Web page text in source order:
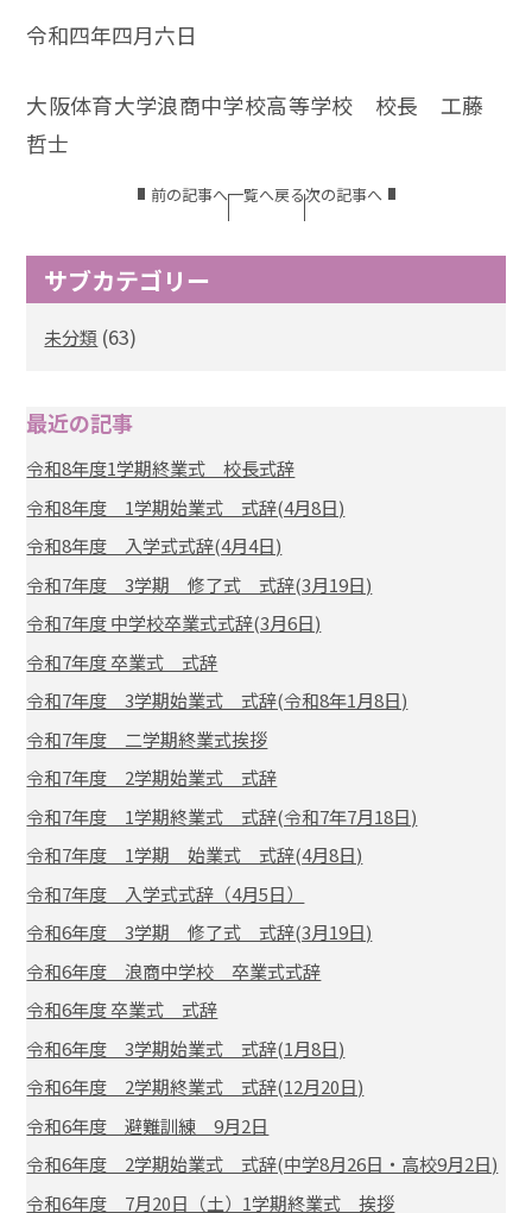
令和四年四月六日
大阪体育大学浪商中学校高等学校 校長 工藤
哲士
前の記事へ一覧へ戻る次の記事へ
サブカテゴリー
未分類 (63)
最近の記事
令和8年度1学期終業式 校長式辞
令和8年度 1学期始業式 式辞(4月8日)
令和8年度 入学式式辞(4月4日)
令和7年度 3学期 修了式 式辞(3月19日)
令和7年度 中学校卒業式式辞(3月6日)
令和7年度 卒業式 式辞
令和7年度 3学期始業式 式辞(令和8年1月8日)
令和7年度 二学期終業式挨拶
令和7年度 2学期始業式 式辞
令和7年度 1学期終業式 式辞(令和7年7月18日)
令和7年度 1学期 始業式 式辞(4月8日)
令和7年度 入学式式辞（4月5日）
令和6年度 3学期 修了式 式辞(3月19日)
令和6年度 浪商中学校 卒業式式辞
令和6年度 卒業式 式辞
令和6年度 3学期始業式 式辞(1月8日)
令和6年度 2学期終業式 式辞(12月20日)
令和6年度 避難訓練 9月2日
令和6年度 2学期始業式 式辞(中学8月26日・高校9月2日)
令和6年度 7月20日（土）1学期終業式 挨拶